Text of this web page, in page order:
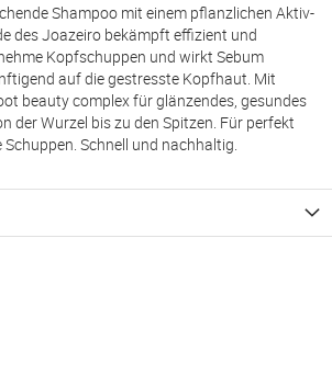
Shampoo mit einem pflanzlichen Aktiv-
des Joazeiro bekämpft effizient und
Kopfschuppen und wirkt Sebum
auf die gestresste Kopfhaut. Mit
beauty complex für glänzendes, gesundes
der Wurzel bis zu den Spitzen. Für perfekt
Schnell und nachhaltig.